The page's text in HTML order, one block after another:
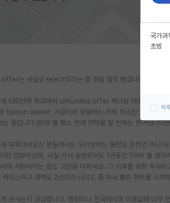
는 사실상 reject이라는 말 정말 많이 봤습니다. 그럼에도
에 t30안쪽 학교에서 unfunded offer 하나랑 t60정도
tuition waiver, 시골이라 생활비는 거의 최소한 정도로 받
는 중입니다.(원래 퀄 패스 전에 컨택을 잘 안하는 분야입니
유학다녀오신 분들께서는 우리분야는 풀펀딩 흔한건 아니
런 입장이신데, 사실 가서 숨만쉬어도 1년동안 1억씩 쓸 생
의 자원이라는 점도 고민을 더하네요. 그 이후를 위한 투자
케이스이고 경력도 2년이라 나이도 좀 차서 빨리 학위를 시작
보시는지 궁금합니다. 랭킹이나 한국에서의 이름값에 너무
국가
초빙
하